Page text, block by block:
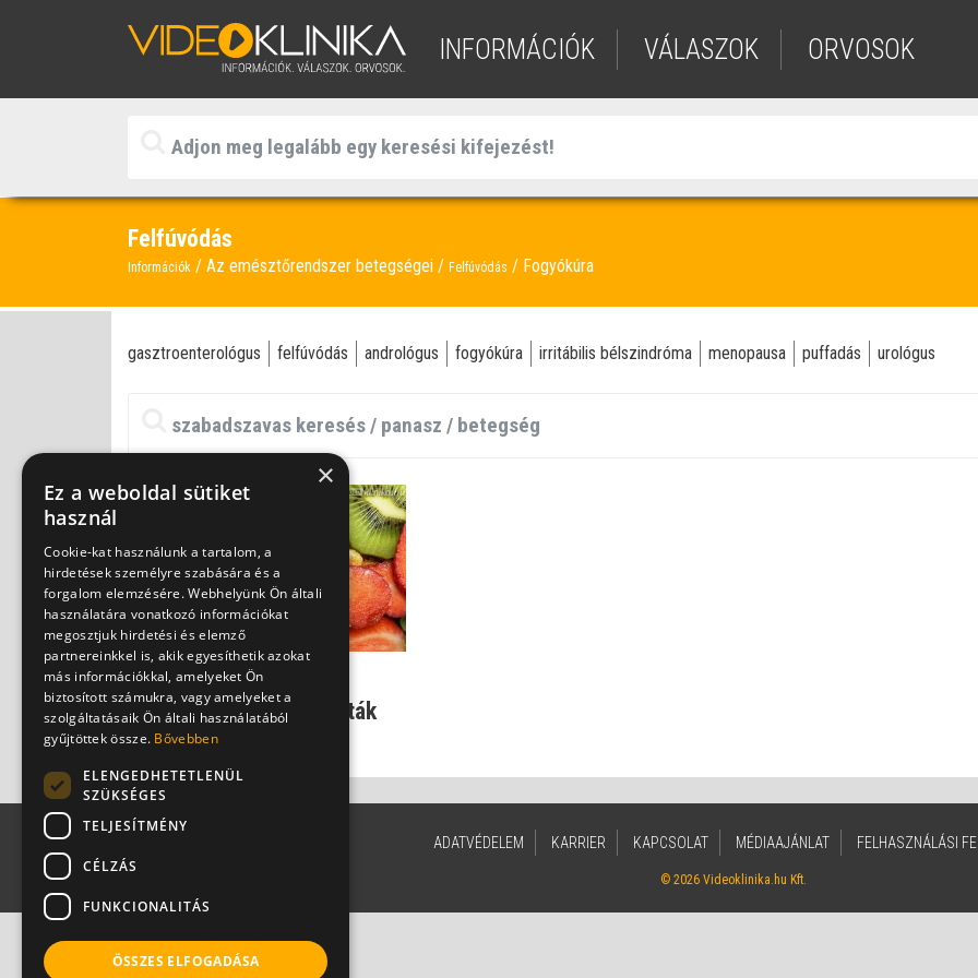
INFORMÁCIÓK VÁLASZOK ORVOSOK
Felfúvódás
Információk Az emésztőrendszer betegségei Felfúvódás Fogyókúra
gasztroenterológus felfúvódás andrológus fogyókúra irritábilis bélszindróma menopausa puffadás urológus
Ezért viselik meg a
tápcsatornát a divatdiéták
Dr. Beró Mariann
ADATVÉDELEM KARRIER KAPCSOLAT MÉDIAAJÁNLAT FELHASZNÁLÁSI
© 2026 Videoklinika.hu Kft.
×
Ez a weboldal sütiket
használ
Cookie-kat használunk a tartalom, a
hirdetések személyre szabására és a
forgalom elemzésére. Webhelyünk Ön általi
használatára vonatkozó információkat
megosztjuk hirdetési és elemző
partnereinkkel is, akik egyesíthetik azokat
más információkkal, amelyeket Ön
biztosított számukra, vagy amelyeket a
szolgáltatásaik Ön általi használatából
gyűjtöttek össze. Bővebben
ELENGEDHETETLENÜL
SZÜKSÉGES
TELJESÍTMÉNY
CÉLZÁS
FUNKCIONALITÁS
ÖSSZES ELFOGADÁSA